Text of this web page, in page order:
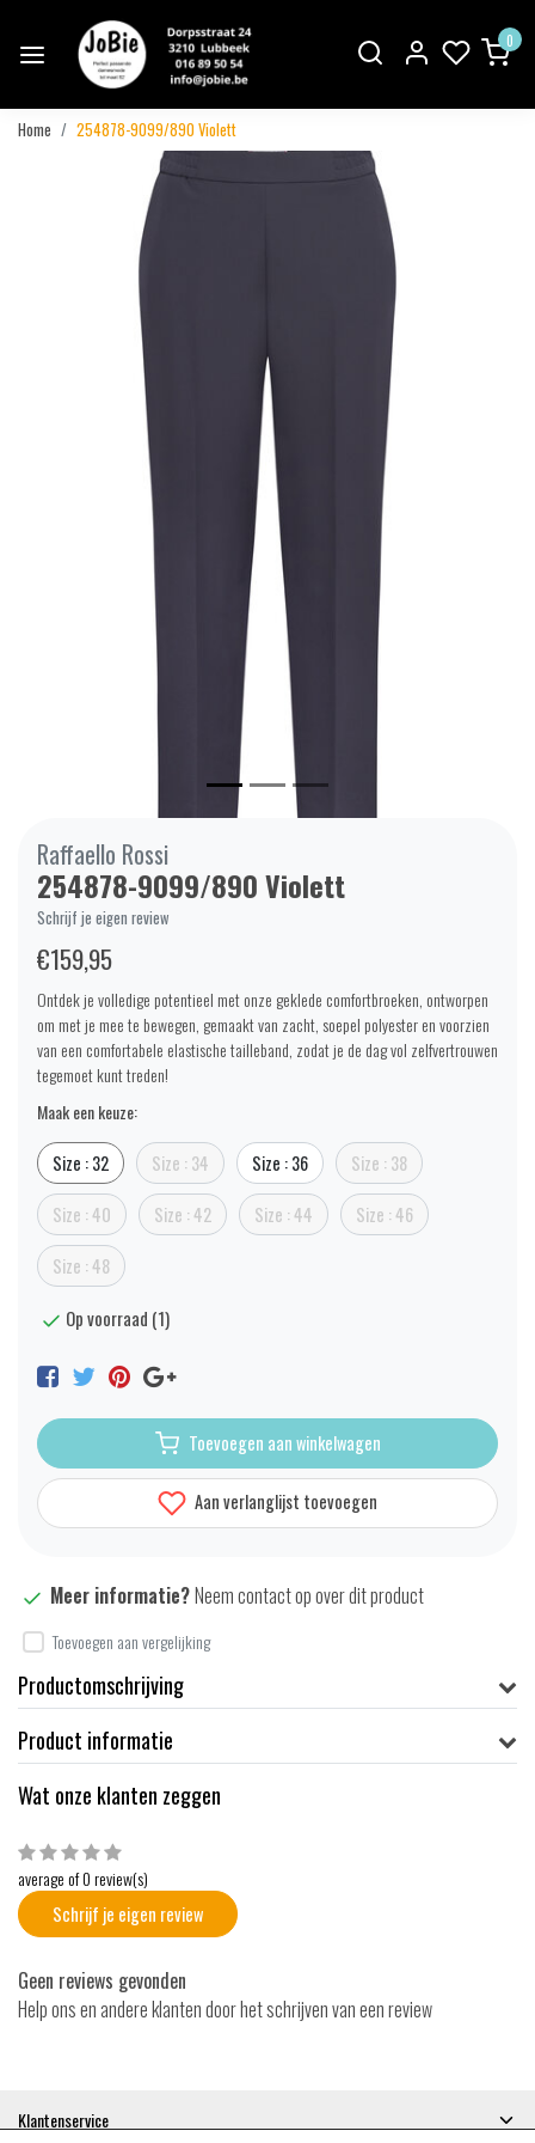
0
Home 254878-9099/890 Violett
Raffaello Rossi
254878-9099/890 Violett
Schrijf je eigen review
€159,95
Ontdek je volledige potentieel met onze geklede comfortbroeken, ontworpen
om met je mee te bewegen, gemaakt van zacht, soepel polyester en voorzien
van een comfortabele elastische tailleband, zodat je de dag vol zelfvertrouwen
tegemoet kunt treden!
Maak een keuze:
Size : 32 Size : 34 Size : 36 Size : 38
Size : 40 Size : 42 Size : 44 Size : 46
Size : 48
Op voorraad (1)
Toevoegen aan winkelwagen
Aan verlanglijst toevoegen
Meer informatie?Neem contact op over dit product
Toevoegen aan vergelijking
Productomschrijving
Product informatie
Wat onze klanten zeggen
average of 0 review(s)
Schrijf je eigen review
Geen reviews gevonden
Help ons en andere klanten door het schrijven van een review
Klantenservice